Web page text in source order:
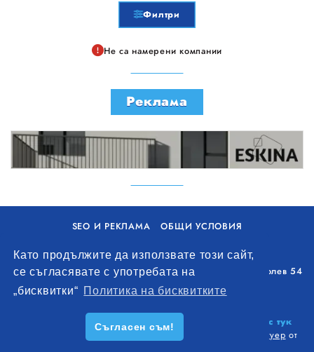
Като продължите да използвате този сайт,
се съгласявате с употребата на
„бисквитки“ Политика на бисквитките
Съгласен съм!
Филтри
Не са намерени компании
Реклама
SEO И РЕКЛАМА
ОБЩИ УСЛОВИЯ
Уолоу Интернешънъл ЕООД, гр. Варна, бул. Генерал Колев 54
+359 893 621 112
office@remontna-brigada.com
Създай профил на своя строителен бизнес тук
. Всички права запазени. Изработка на софтуер от